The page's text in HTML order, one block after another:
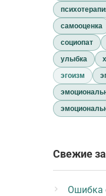
самооценка
социопат
улыбка
эгоизм
Свежие
Ошибка